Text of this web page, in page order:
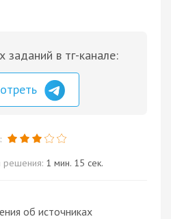
заданий в тг-канале:
решения: 1 мин. 15 сек.
об источниках